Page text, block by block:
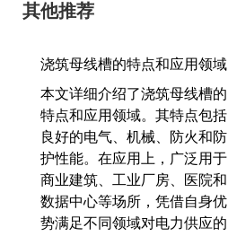
其他推荐
浇筑母线槽的特点和应用领域
本文详细介绍了浇筑母线槽的
特点和应用领域。其特点包括
良好的电气、机械、防火和防
护性能。在应用上，广泛用于
商业建筑、工业厂房、医院和
数据中心等场所，凭借自身优
势满足不同领域对电力供应的